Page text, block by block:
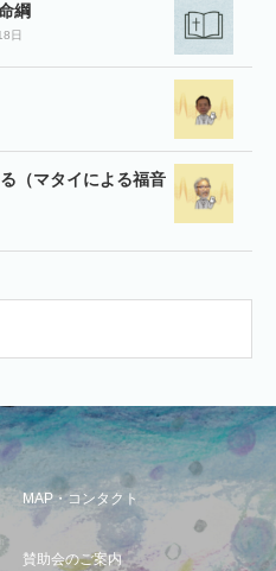
綱
日
（マタイによる福音
MAP・コンタクト
賛助会のご案内